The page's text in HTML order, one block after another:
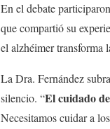
En el debate participaron
que compartió su
el alzhéimer transforma
La Dra. Fernández
silencio. “El cuidado
Necesitamos cuidar a